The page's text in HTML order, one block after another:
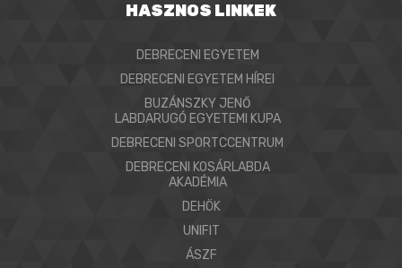
HASZNOS LINKEK
DEBRECENI EGYETEM
DEBRECENI EGYETEM HÍREI
BUZÁNSZKY JENŐ
LABDARUGÓ EGYETEMI KUPA
DEBRECENI SPORTCCENTRUM
DEBRECENI KOSÁRLABDA
AKADÉMIA
DEHÖK
UNIFIT
ÁSZF